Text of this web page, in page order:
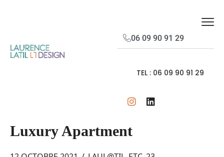
06 09 90 91 29
TEL : 06 09 90 91 29
Luxury Apartment